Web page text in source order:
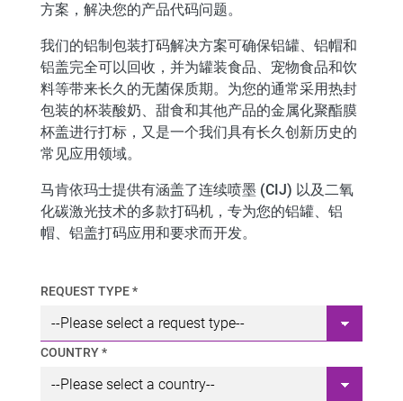
方案，解决您的产品代码问题。
我们的铝制包装打码解决方案可确保铝罐、铝帽和
铝盖完全可以回收，并为罐装食品、宠物食品和饮
料等带来长久的无菌保质期。为您的通常采用热封
包装的杯装酸奶、甜食和其他产品的金属化聚酯膜
杯盖进行打标，又是一个我们具有长久创新历史的
常见应用领域。
马肯依玛士提供有涵盖了连续喷墨 (CIJ) 以及二氧
化碳激光技术的多款打码机，专为您的铝罐、铝
帽、铝盖打码应用和要求而开发。
REQUEST TYPE *
COUNTRY *